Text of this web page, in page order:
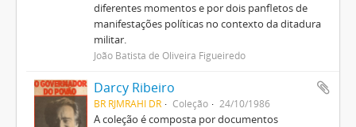
diferentes momentos e por dois panfletos de
manifestações políticas no contexto da ditadura
militar.
João Batista de Oliveira Figueiredo
Darcy Ribeiro
BR RJMRAHI DR Coleção 24/10/1986
A coleção é composta por documentos